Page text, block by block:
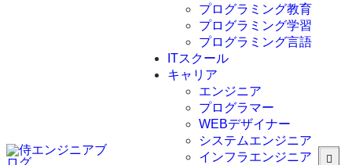
プログラミング教育
プログラミング学習
プログラミング言語
C言語
C#
VBA
Go言語
Kotlin
Java
ITスクール
キャリア
エンジニア
プログラマー
WEBデザイナー
システムエンジニア
インフラエンジニア